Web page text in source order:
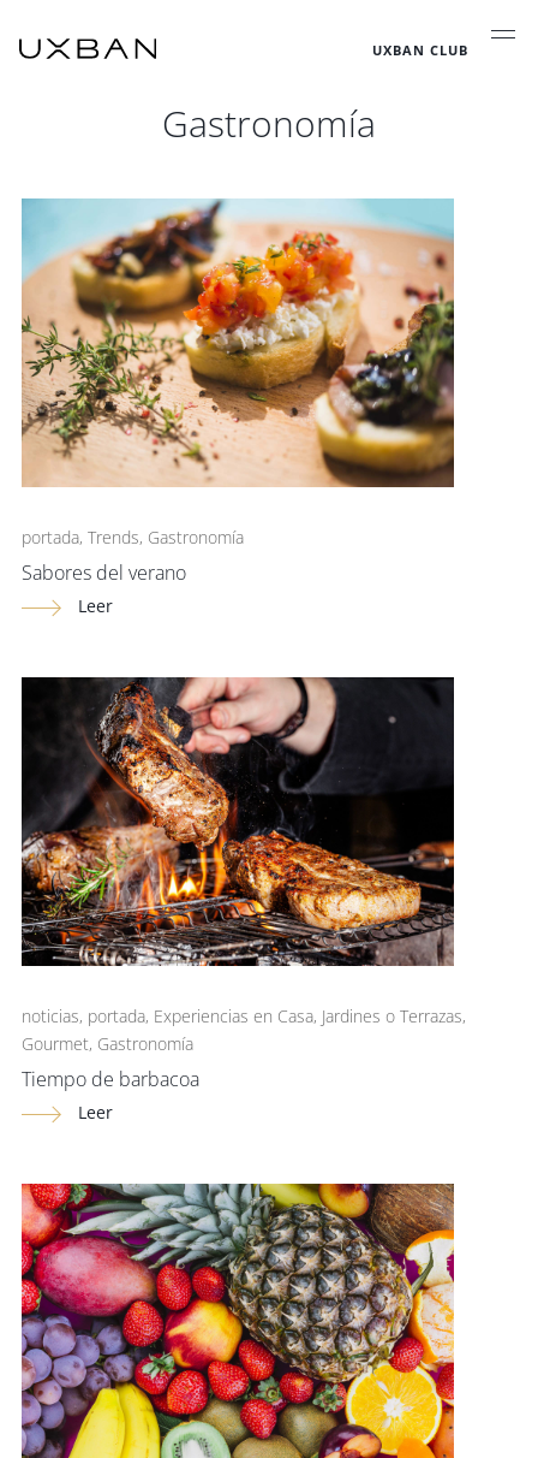
UXBAN CLUB
Gastronomía
portada, Trends, Gastronomía
Sabores del verano
Leer
noticias, portada, Experiencias en Casa, Jardines o Terrazas,
Gourmet, Gastronomía
Tiempo de barbacoa
Leer